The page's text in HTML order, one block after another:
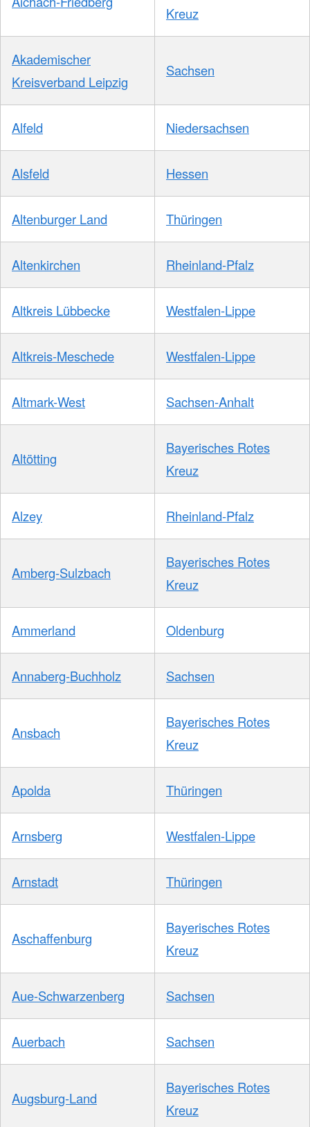
Kreuz
Akademischer
Kreisverband Leipzig
Sachsen
Alfeld Niedersachsen
Alsfeld Hessen
Altenburger Land Thüringen
Altenkirchen Rheinland-Pfalz
Altkreis Lübbecke Westfalen-Lippe
Altkreis-Meschede Westfalen-Lippe
Altmark-West Sachsen-Anhalt
Altötting
Bayerisches Rotes
Kreuz
Alzey Rheinland-Pfalz
Amberg-Sulzbach
Bayerisches Rotes
Kreuz
Ammerland Oldenburg
Annaberg-Buchholz Sachsen
Ansbach
Bayerisches Rotes
Kreuz
Apolda Thüringen
Arnsberg Westfalen-Lippe
Arnstadt Thüringen
Aschaffenburg
Bayerisches Rotes
Kreuz
Aue-Schwarzenberg Sachsen
Auerbach Sachsen
Augsburg-Land
Bayerisches Rotes
Kreuz